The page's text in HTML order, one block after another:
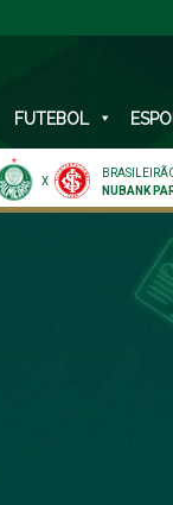
FUTEBOL
X
NUBANK